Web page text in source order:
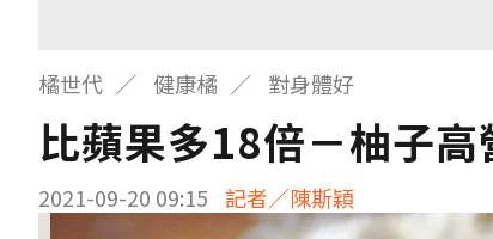
橘世代 健康橘 對身體好
比蘋果多18倍－柚子
2021-09-20 09:15 記者／陳斯穎